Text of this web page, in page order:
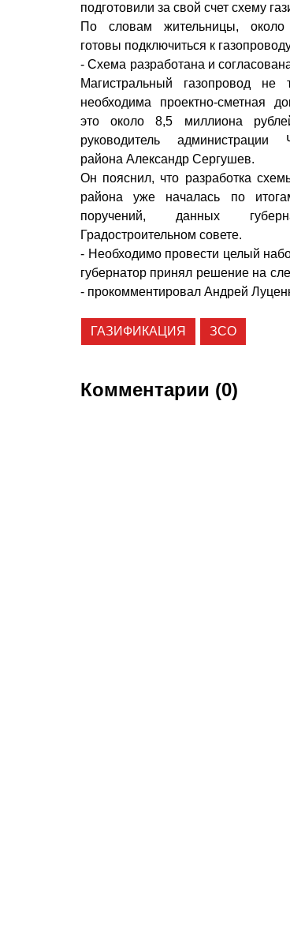
подготовили за свой счет схему
По словам жительницы,
готовы подключиться к
- Схема разработана и
Магистральный газопровод не
необходима проектно-сметная
это около 8,5 миллиона
руководитель администрации
района Александр Сергушев.
Он пояснил, что разработка
района уже началась по
поручений, данных
Градостроительном совете.
- Необходимо провести целый
губернатор принял решение на
- прокомментировал Андрей
ГАЗИФИКАЦИЯ ЗСО
Комментарии (0)